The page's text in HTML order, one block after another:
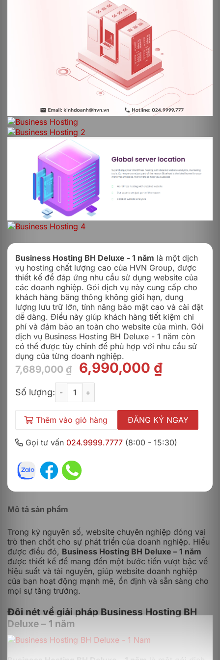
Business Hosting BH Deluxe - 1 năm là một dịch
vụ hosting chất lượng cao của HVN Group, được
thiết kế để đáp ứng nhu cầu sử dụng website của
các doanh nghiệp. Gói dịch vụ này cung cấp cho
khách hàng băng thông không giới hạn, dung
lượng lưu trữ lớn, tính năng bảo mật cao và cài đặt
dễ dàng. Điều này giúp khách hàng tiết kiệm chi
phí và đảm bảo an toàn cho website của mình. Gói
dịch vụ Business Hosting BH Deluxe - 1 năm còn
có thể được tùy chỉnh để phù hợp với nhu cầu sử
dụng của từng doanh nghiệp.
7,689,000₫
Giá
gốc
là:
7,689,000 ₫.
6,990,000 ₫Giá
là:
Số lượng:
Thêm vào giỏ hàng ĐĂNG KÝ NGAY
Gọi tư vấn 024.9999.7777 (8:00 - 15:30)
Mô tả sản phẩm
Trong kỷ nguyên số, website chuyên nghiệp đóng vai
trò then chốt cho sự phát triển của doanh nghiệp. Hiểu
được điều đó, Business Hosting BH Deluxe – 1 năm
được thiết kế để mang đến một bước tiến vượt bậc về
hiệu suất và tài nguyên, giúp website doanh nghiệp
của bạn hoạt động mạnh mẽ, ổn định và sẵn sàng cho
mọi sự tăng trưởng.
Đôi nét về giải pháp Business Hosting BH
Deluxe – 1 năm